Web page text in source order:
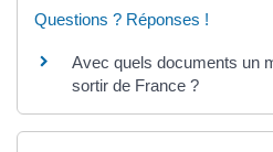
Questions ? Réponses !
Avec quels documents un
sortir de France ?